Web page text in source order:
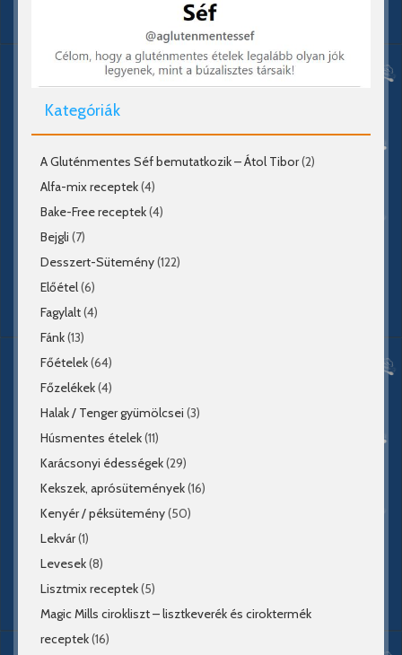
Kategóriák
A Gluténmentes Séf bemutatkozik – Átol Tibor(2)
Alfa-mix receptek(4)
Bake-Free receptek(4)
Bejgli (7)
Desszert-Sütemény(122)
Előétel(6)
Fagylalt(4)
Fánk(13)
Főételek(64)
Főzelékek(4)
Halak / Tenger gyümölcsei (3)
Húsmentes ételek(11)
Karácsonyi édességek(29)
Kekszek, aprósütemények(16)
Kenyér / péksütemény(50)
Lekvár(1)
Levesek(8)
Lisztmix receptek(5)
Magic Mills cirokliszt – lisztkeverék és ciroktermék
receptek(16)